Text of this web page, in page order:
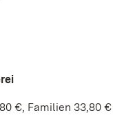
€, Familien 33,80 €